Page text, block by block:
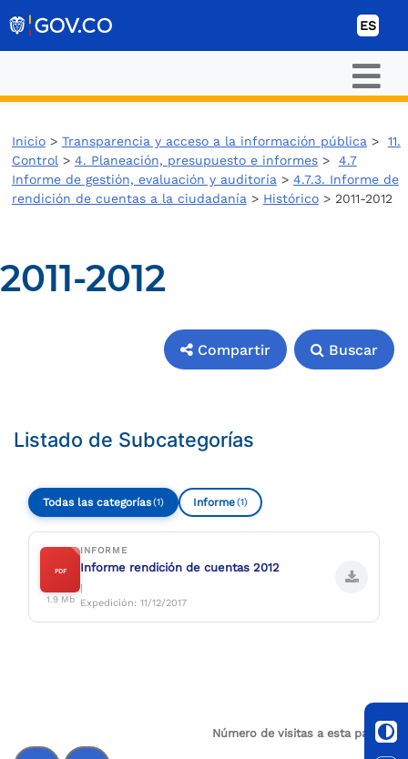
ES
Inicio> Transparencia y acceso a la información pública > 11.
Control > 4. Planeación, presupuesto e informes> 4.7
Informe de gestión, evaluación y auditoría > 4.7.3. Informe de
rendición de cuentas a la ciudadanía > Histórico> 2011-2012
2011-2012
Compartir Buscar
Listado de Subcategorías
Todas las categorías(1) Informe(1)
PDF
1.9 Mb
INFORME
Informe rendición de cuentas 2012
|
Expedición: 11/12/2017
Número de visitas a esta página: